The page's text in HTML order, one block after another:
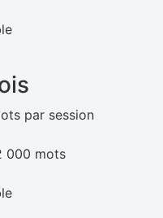
par session
000 mots